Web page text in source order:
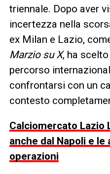
triennale. Dopo aver
incertezza nella
ex Milan e Lazio,
Marzio su X, ha
percorso
confrontarsi con un
contesto
Calciomercato Lazio
anche dal Napoli e
operazioni